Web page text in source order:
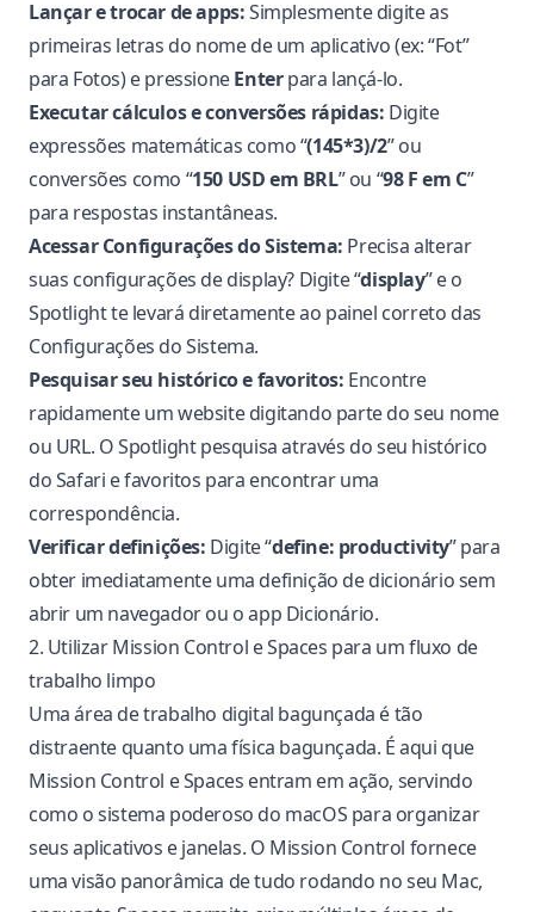
Lançar e trocar de apps:Simplesmente digite as
primeiras letras do nome de um aplicativo (ex: “Fot”
para Fotos) e pressioneEnterpara lançá-lo.
Executar cálculos e conversões rápidas: Digite
expressões matemáticas como “(145*3)/2” ou
conversões como “150 USD em BRL” ou “98 F em C”
para respostas instantâneas.
Acessar Configurações do Sistema: Precisa alterar
suas configurações de display? Digite “display” e o
Spotlight te levará diretamente ao painel correto das
Configurações do Sistema.
Pesquisar seu histórico e favoritos: Encontre
rapidamente um website digitando parte do seu nome
ou URL. O Spotlight pesquisa através do seu histórico
do Safari e favoritos para encontrar uma
correspondência.
Verificar definições: Digite “define: productivity” para
obter imediatamente uma definição de dicionário sem
abrir um navegador ou o app Dicionário.
2. Utilizar Mission Control e Spaces para um fluxo de
trabalho limpo
Uma área de trabalho digital bagunçada é tão
distraente quanto uma física bagunçada. É aqui que
Mission Control e Spaces entram em ação, servindo
como o sistema poderoso do macOS para organizar
seus aplicativos e janelas. O Mission Control fornece
uma visão panorâmica de tudo rodando no seu Mac,